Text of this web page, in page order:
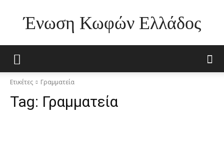
Ένωση Κωφών Ελλάδος
Ετικέτες Γραμματεία
Tag: Γραμματεία